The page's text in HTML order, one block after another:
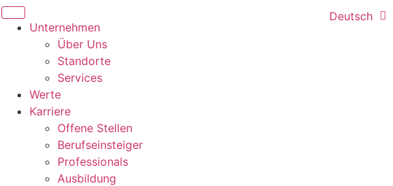
Unternehmen
Über Uns
Standorte
Services
Werte
Karriere
Offene Stellen
Berufseinsteiger
Professionals
Ausbildung
Deutsch